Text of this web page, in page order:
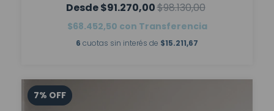
$91.270,00$98.130,00
$68.452,50 con Transferencia
6 cuotas sin interés de $15.211,67
7% OFF